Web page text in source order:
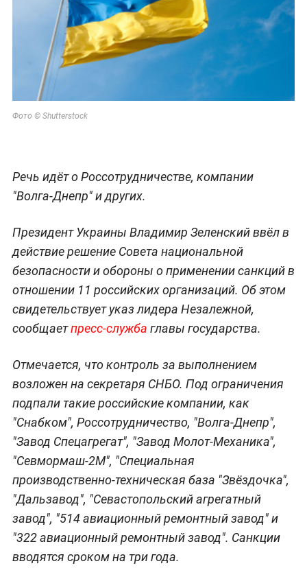
Фото © Shutterstock
Речь идёт о Россотрудничестве, компании
"Волга-Днепр" и других.
Президент Украины Владимир Зеленский ввёл в
действие решение Совета национальной
безопасности и обороны о применении санкций в
отношении 11 российских организаций. Об этом
свидетельствует указ лидера Незалежной,
сообщаетпресс-служба главы государства.
Отмечается, что контроль за выполнением
возложен на секретаря СНБО. Под ограничения
подпали такие российские компании, как
"Снабком", Россотрудничество, "Волга-Днепр",
"Завод Спецагрегат", "Завод Молот-Механика",
"Севмормаш-2М", "Специальная
производственно-техническая база "Звёздочка",
"Дальзавод", "Севастопольский агрегатный
завод", "514 авиационный ремонтный завод" и
"322 авиационный ремонтный завод". Санкции
вводятся сроком на три года.